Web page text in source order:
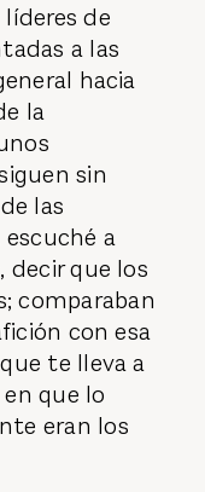
de
a las
hacia
la
sin
las
a
decir que los
comparaban
con esa
te lleva a
que lo
eran los